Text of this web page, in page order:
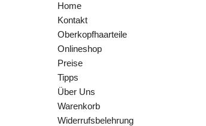
Home
Kontakt
Oberkopfhaarteile
Onlineshop
Preise
Tipps
Über Uns
Warenkorb
Widerrufsbelehrung